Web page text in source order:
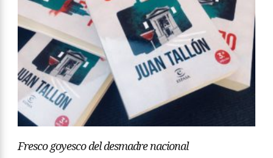
Fresco goyesco del desmadre nacional